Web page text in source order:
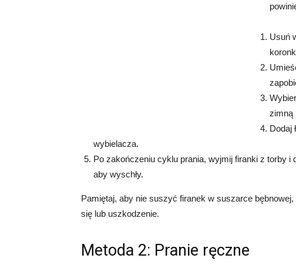
Usuń
zimną
Dodaj
wybielacza.
Po zakończeniu cyklu prania, wyjmij firanki z torby
aby wyschły.
Pamiętaj, aby nie suszyć firanek w suszarce
się lub uszkodzenie.
Metoda 2: Pranie ręczne